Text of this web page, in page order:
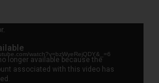
watch?v=bzWyeRejQDY&_=6